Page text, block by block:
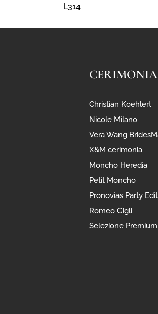
L314
CERIMONIA
Christian Koehlert
Nicole Milano
Vera Wang
X&M cerimonia
Moncho Heredia
Petit Moncho
Pronovias Party Edit
Romeo Gigli
Selezione Premium